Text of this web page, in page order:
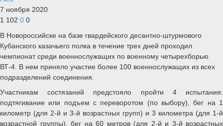
7 ноября 2020
1 102 0 0
В Новороссийске на базе гвардейского десантно-штурмового
Кубанского казачьего полка в течение трех дней проходил
чемпионат среди военнослужащих по военному четырехборью
ВТ-4. В нем приняло участие более 100 военнослужащих из всех
подразделений соединения.
Участникам состязаний предстояло пройти 4 испытания:
подтягивание или подъем с переворотом (по выбору), бег на 1
километр (для 2-й и 3-й возрастных групп) и 3 километра (для 1-й
возрастной группы), бег на 60 метров (для 2-й и 3-й возрастных